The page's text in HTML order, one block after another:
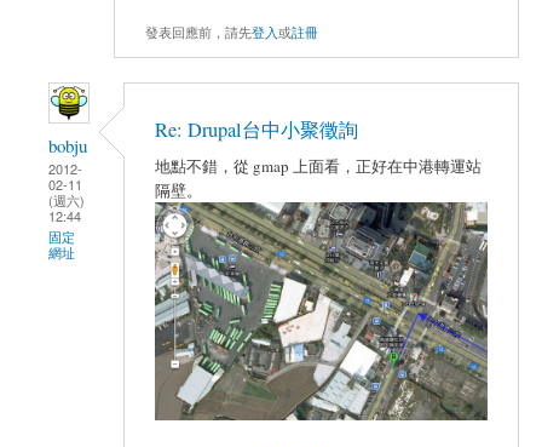
發表回應前，請先登入或註冊
bobju
2012-
02-11
(週六)
12:44
固定
網址
Re: Drupal台中小聚徵詢
地點不錯，從 gmap 上面看，正好在中港轉運站
隔壁。